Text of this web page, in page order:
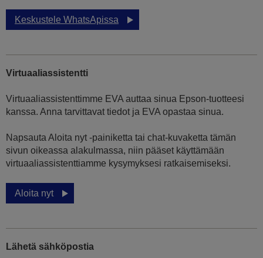
Keskustele WhatsApissa
Virtuaaliassistentti
Virtuaaliassistenttimme EVA auttaa sinua Epson-tuotteesi
kanssa. Anna tarvittavat tiedot ja EVA opastaa sinua.
Napsauta Aloita nyt -painiketta tai chat-kuvaketta tämän
sivun oikeassa alakulmassa, niin pääset käyttämään
virtuaaliassistenttiamme kysymyksesi ratkaisemiseksi.
Aloita nyt
Lähetä sähköpostia